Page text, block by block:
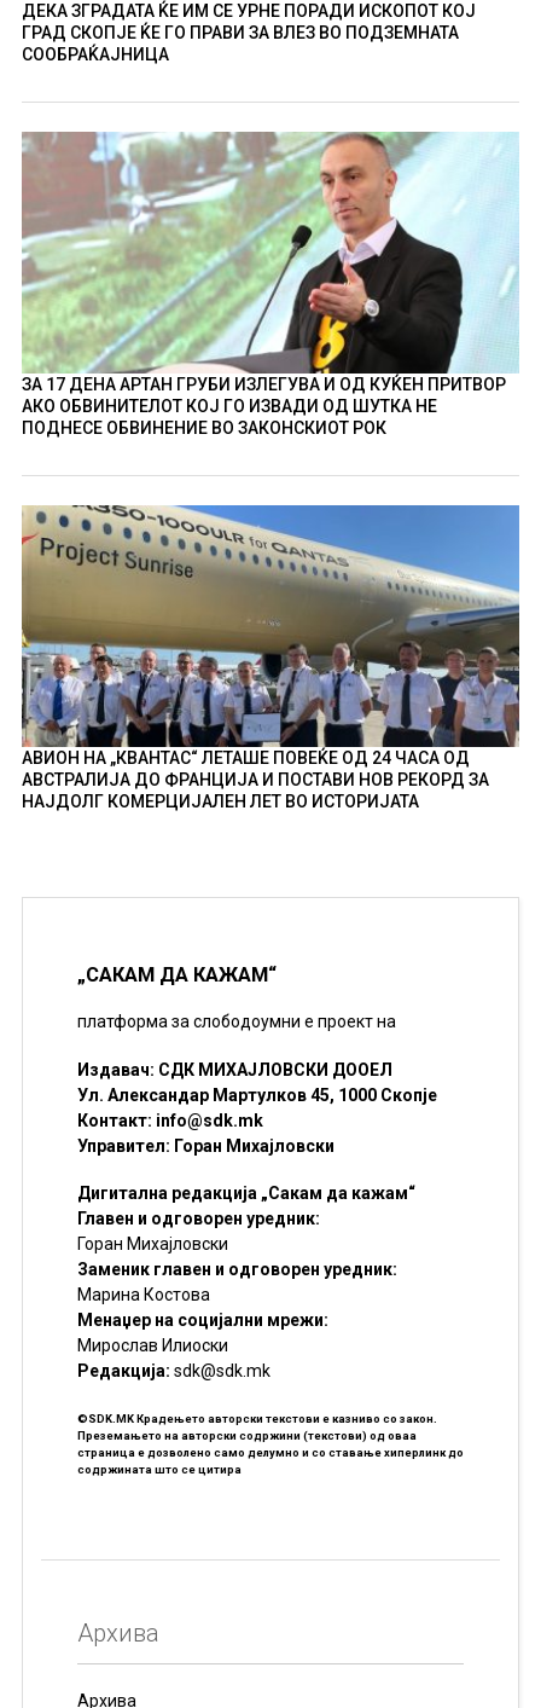
ДЕКА ЗГРАДАТА ЌЕ ИМ СЕ УРНЕ ПОРАДИ ИСКОПОТ КОЈ
ГРАД СКОПЈЕ ЌЕ ГО ПРАВИ ЗА ВЛЕЗ ВО ПОДЗЕМНАТА
СООБРАЌАЈНИЦА
ЗА 17 ДЕНА АРТАН ГРУБИ ИЗЛЕГУВА И ОД КУЌЕН ПРИТВОР
АКО ОБВИНИТЕЛОТ КОЈ ГО ИЗВАДИ ОД ШУТКА НЕ
ПОДНЕСЕ ОБВИНЕНИЕ ВО ЗАКОНСКИОТ РОК
АВИОН НА „КВАНТАС“ ЛЕТАШЕ ПОВЕЌЕ ОД 24 ЧАСА ОД
АВСТРАЛИЈА ДО ФРАНЦИЈА И ПОСТАВИ НОВ РЕКОРД ЗА
НАЈДОЛГ КОМЕРЦИЈАЛЕН ЛЕТ ВО ИСТОРИЈАТА
„САКАМ ДА КАЖАМ“
платформа за слободоумни е проект на
Издавач: СДК МИХАЈЛОВСКИ ДООЕЛ
Ул. Александар Мартулков 45, 1000 Скопје
Контакт: info@sdk.mk
Управител: Горан Михајловски
Дигитална редакција „Сакам да кажам“
Главен и одговорен уредник:
Горан Михајловски
Заменик главен и одговорен уредник:
Марина Костова
Менаџер на социјални мрежи:
Мирослав Илиоски
Редакцијa: sdk@sdk.mk
©SDK.MK Крадењето авторски текстови е казниво со закон.
Преземањето на авторски содржини (текстови) од оваа
страница е дозволено само делумно и со ставање хиперлинк до
содржината што се цитира
Архива
Архива